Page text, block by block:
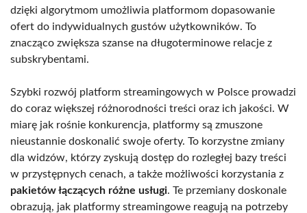
dzięki algorytmom umożliwia platformom dopasowanie
ofert do indywidualnych gustów użytkowników. To
znacząco zwiększa szanse na długoterminowe relacje z
subskrybentami.
Szybki rozwój platform streamingowych w Polsce prowadzi
do coraz większej różnorodności treści oraz ich jakości. W
miarę jak rośnie konkurencja, platformy są zmuszone
nieustannie doskonalić swoje oferty. To korzystne zmiany
dla widzów, którzy zyskują dostęp do rozległej bazy treści
w przystępnych cenach, a także możliwości korzystania z
pakietów łączących różne usługi. Te przemiany doskonale
obrazują, jak platformy streamingowe reagują na potrzeby